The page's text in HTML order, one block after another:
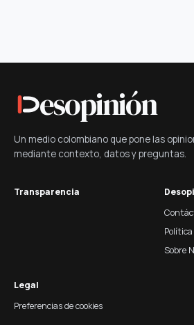
esopinión
Un medio colombiano que pone las
mediante contexto, datos y preguntas.
Transparencia
Sobre
Legal
Preferencias de cookies